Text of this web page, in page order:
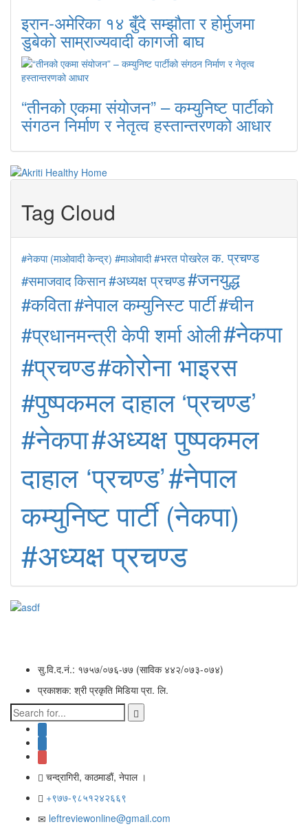
इरान-अमेरिका १४ बुँदे सम्झौता र होर्मुजमा
डुबेको साम्राज्यवादी कागजी बाघ
“तीनको एकमा संयोजन” – कम्युनिष्ट पार्टीको
संगठन निर्माण र नेतृत्व हस्तान्तरणको आधार
Tag Cloud
#नेकपा (माओवादी केन्द्र) #माओवादी#भरत पोखरेलक. प्रचण्ड
#समाजवादकिसान#अध्यक्ष प्रचण्ड#जनयुद्ध
#कविता#नेपाल कम्युनिस्ट पार्टी#चीन
#प्रधानमन्त्री केपी शर्मा ओली#नेकपा
#प्रचण्ड#कोरोना भाइरस
#पुष्पकमल दाहाल ‘प्रचण्ड’
#नेकपा#अध्यक्ष पुष्पकमल
दाहाल ‘प्रचण्ड’#नेपाल
कम्युनिष्ट पार्टी (नेकपा)
#अध्यक्ष प्रचण्ड
सु.वि.द.नं.: १७५७/०७६-७७ (साविक ४४२/०७३-०७४)
प्रकाशक: श्री प्रकृति मिडिया प्रा. लि.
चन्द्रागिरी, काठमाडाैं, नेपाल ।
+९७७-९८५१२४२६६९
leftreviewonline@gmail.com